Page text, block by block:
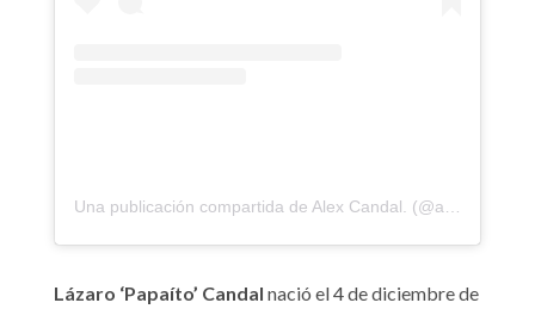
Lázaro ‘Papaíto’ Candal nació el 4 de diciembre de